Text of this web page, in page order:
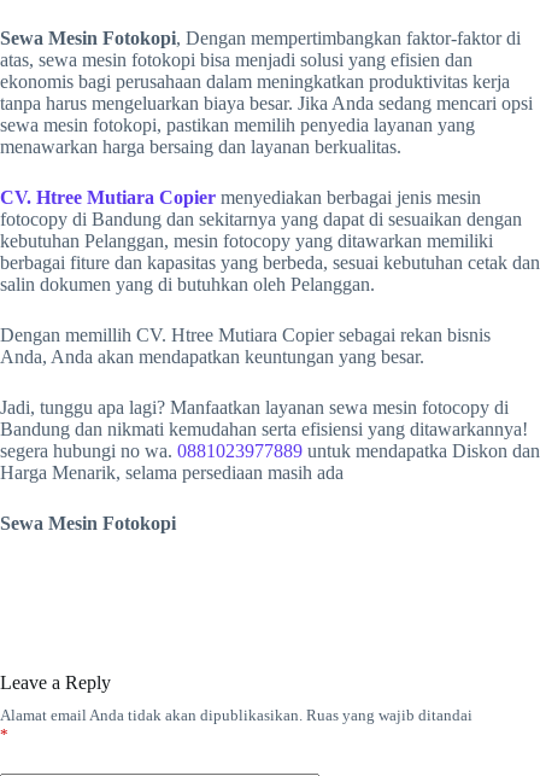
Sewa Mesin Fotokopi, Dengan mempertimbangkan faktor-faktor di
atas, sewa mesin fotokopi bisa menjadi solusi yang efisien dan
ekonomis bagi perusahaan dalam meningkatkan produktivitas kerja
tanpa harus mengeluarkan biaya besar. Jika Anda sedang mencari opsi
sewa mesin fotokopi, pastikan memilih penyedia layanan yang
menawarkan harga bersaing dan layanan berkualitas.
CV. Htree Mutiara Copier menyediakan berbagai jenis mesin
fotocopy di Bandung dan sekitarnya yang dapat di sesuaikan dengan
kebutuhan Pelanggan, mesin fotocopy yang ditawarkan memiliki
berbagai fiture dan kapasitas yang berbeda, sesuai kebutuhan cetak dan
salin dokumen yang di butuhkan oleh Pelanggan.
Dengan memillih CV. Htree Mutiara Copier sebagai rekan bisnis
Anda, Anda akan mendapatkan keuntungan yang besar.
Jadi, tunggu apa lagi? Manfaatkan layanan sewa mesin fotocopy di
Bandung dan nikmati kemudahan serta efisiensi yang ditawarkannya!
segera hubungi no wa. 0881023977889 untuk mendapatka Diskon dan
Harga Menarik, selama persediaan masih ada
Sewa Mesin Fotokopi
Leave a Reply
Alamat email Anda tidak akan dipublikasikan. Ruas yang wajib ditandai
*